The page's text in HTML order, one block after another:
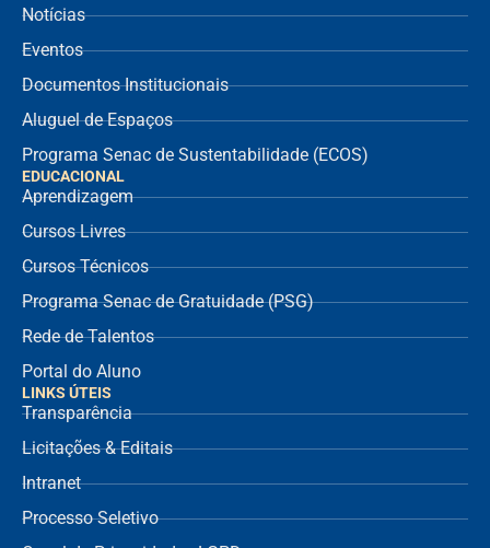
Notícias
Eventos
Documentos Institucionais
Aluguel de Espaços
Programa Senac de Sustentabilidade (ECOS)
EDUCACIONAL
Aprendizagem
Cursos Livres
Cursos Técnicos
Programa Senac de Gratuidade (PSG)
Rede de Talentos
Portal do Aluno
LINKS ÚTEIS
Transparência
Licitações & Editais
Intranet
Processo Seletivo